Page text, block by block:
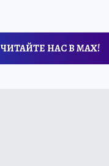
ЧИТАЙТЕ НАС В МАХ!